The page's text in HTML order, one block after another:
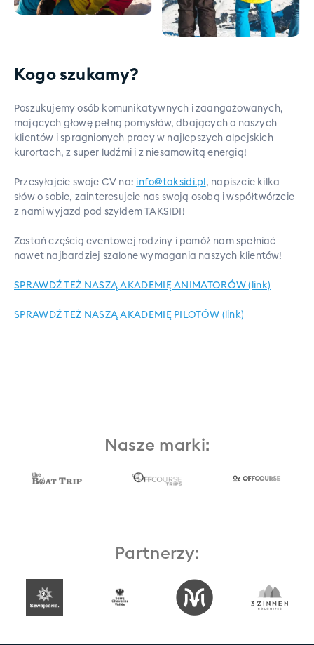
Kogo szukamy?
Poszukujemy osób komunikatywnych i zaangażowanych,
mających głowę pełną pomysłów, dbających o naszych
klientów i spragnionych pracy w najlepszych alpejskich
kurortach, z super ludźmi i z niesamowitą energią!
Przesyłajcie swoje CV na: info@taksidi.pl , napiszcie kilka
słów o sobie, zainteresujcie nas swoją osobą i współtwórzcie
z nami wyjazd pod szyldem TAKSIDI!
Zostań częścią eventowej rodziny i pomóż nam spełniać
nawet najbardziej szalone wymagania naszych klientów!
SPRAWDŹ TEŻ NASZĄ AKADEMIĘ ANIMATORÓW (link)
SPRAWDŹ TEŻ NASZĄ AKADEMIĘ PILOTÓW (link)
Nasze marki:
Partnerzy: